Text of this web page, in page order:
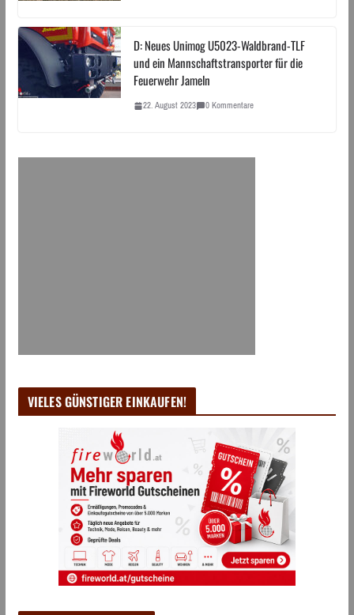
D: Neues Unimog U5023-Waldbrand-TLF
und ein Mannschaftstransporter für die
Feuerwehr Jameln
22. August 2023 0 Kommentare
VIELES GÜNSTIGER EINKAUFEN!